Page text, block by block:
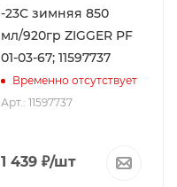
-23C зимняя 850
мл/920гр ZIGGER PF
01-03-67; 11597737
Временно отсутствует
Арт.: 11597737
1 439 ₽/шт